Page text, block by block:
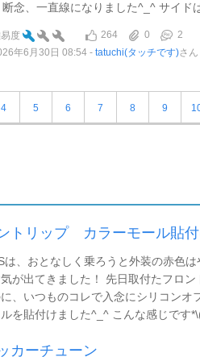
断念、一直線になりました^_^ サイド
度 264 0
2
年6月30日 08:54
tatuchi(タッチです)さん
4 5 6 7 8 9
トリップ カラーモール貼
は、おとなしく乗ろうと外装の赤色は
が出てきました！ 先日取付たフロン
、いつものコレで入念にシリコンオ
を貼付けました^_^ こんな感じです
カーチューン